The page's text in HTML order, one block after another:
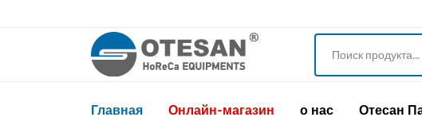
Главная Онлайн-магазин о нас Отесан